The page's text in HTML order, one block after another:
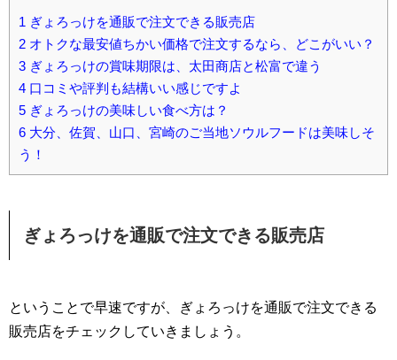
1 ぎょろっけを通販で注文できる販売店
2 オトクな最安値ちかい価格で注文するなら、どこがいい？
3 ぎょろっけの賞味期限は、太田商店と松富で違う
4 口コミや評判も結構いい感じですよ
5 ぎょろっけの美味しい食べ方は？
6 大分、佐賀、山口、宮崎のご当地ソウルフードは美味しそ
う！
ぎょろっけを通販で注文できる販売店
ということで早速ですが、ぎょろっけを通販で注文できる
販売店をチェックしていきましょう。